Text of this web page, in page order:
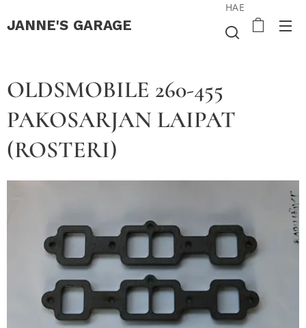
JANNE'S GARAGE
HAE
OLDSMOBILE 260-455
PAKOSARJAN LAIPAT
(ROSTERI)